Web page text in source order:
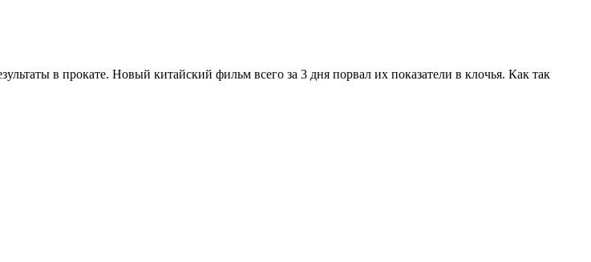
в прокате. Новый китайский фильм всего за 3 дня порвал их показатели в клочья. Как так